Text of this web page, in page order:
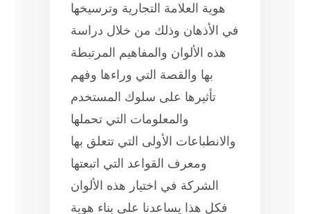
هوية العلامة التجارية وترسيخها
في الأذهان وذلك من خلال دراسة
هذه الألوان والمفاهيم المرتبطة
بها والقصة التي وراءها وفهم
تأثيرها على سلوك المستخدم
والمعلومات التي تحملها
والانطباعات الأولى التي تتعلق بها
ومعرف القواعد التي اتبعتها
الشركة في اختيار هذه الألوان
فكل هذا يساعدنا على بناء هوية